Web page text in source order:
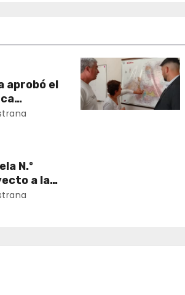
aprobó el
N.º
a la
la